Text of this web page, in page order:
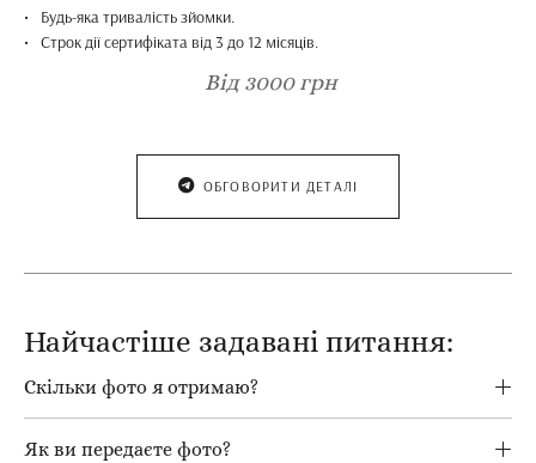
Будь-яка тривалість зйомки.
Строк дії сертифіката від 3 до 12 місяців.
Від 3000 грн
ОБГОВОРИТИ ДЕТАЛІ
Найчастіше задавані питання:
Скільки фото я отримаю?
Як ви передаєте фото?